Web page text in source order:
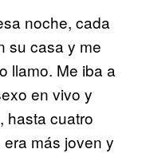
noche, cada
su casa y me
llamo. Me iba a
en vivo y
hasta cuatro
más joven y